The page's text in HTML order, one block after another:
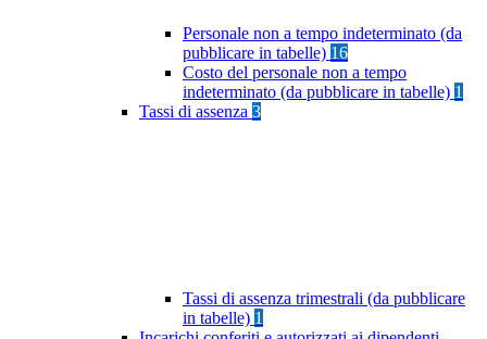
Personale non a tempo indeterminato (da
pubblicare in tabelle) 16
Costo del personale non a tempo
indeterminato (da pubblicare in tabelle) 1
Tassi di assenza 3
Tassi di assenza trimestrali (da pubblicare
in tabelle) 1